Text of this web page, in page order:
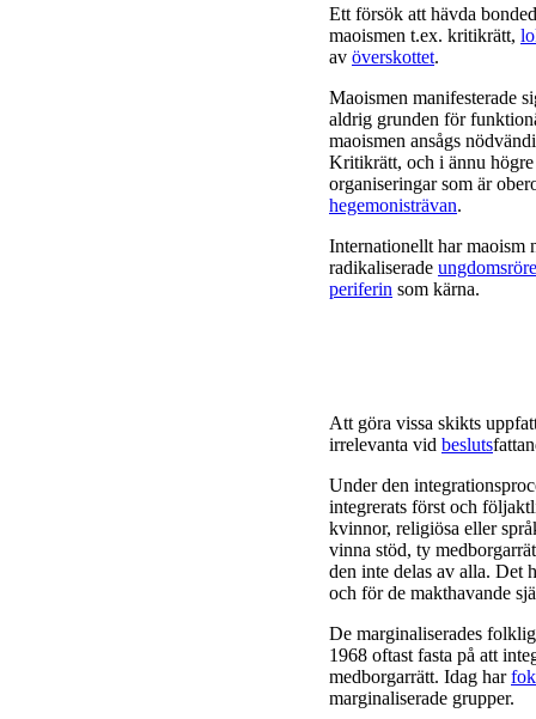
Ett försök att hävda
maoismen t.ex. kritikrätt,
av överskottet.
Maoismen manifesterade
aldrig grunden för
maoismen ansågs
Kritikrätt, och i ännu
organiseringar som är
hegemonisträvan.
Internationellt har maoism
radikaliserade
periferin som kärna.
Att göra vissa skikts
irrelevanta vid besluts
Under den
integrerats först och
kvinnor, religiösa eller
vinna stöd, ty
den inte delas av alla. Det
och för de makthavande
De marginaliserades
1968 oftast fasta på att
medborgarrätt. Idag har
marginaliserade grupper.